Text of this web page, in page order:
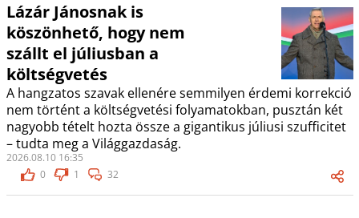
Lázár Jánosnak is
köszönhető, hogy nem
szállt el júliusban a
költségvetés
A hangzatos szavak ellenére semmilyen érdemi korrekció
nem történt a költségvetési folyamatokban, pusztán két
nagyobb tételt hozta össze a gigantikus júliusi szufficitet
– tudta meg a Világgazdaság.
2026.08.10 16:35
0
1 32